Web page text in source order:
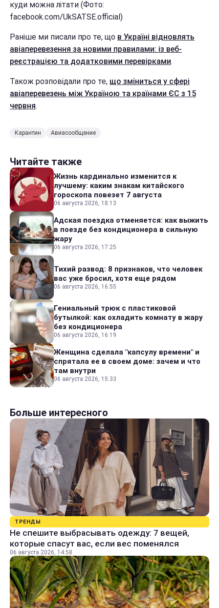
куди можна літати (Фото:
facebook.com/UkSATSE.official)
Раніше ми писали про те, що в Україні відновлять
авіаперевезення за новими правилами: із веб-
реєстрацією та додатковими перевірками.
Також розповідали про те, що зміниться у сфері
авіаперевезень між Україною та країнами ЄС з 15
червня.
Карантин Авиасообщение
Читайте также
Жизнь кардинально изменится к
лучшему: каким знакам китайского
гороскопа повезет 7 августа
06 августа 2026, 18:13
Адская поездка отменяется: как выжить
в поезде без кондиционера в сильную
жару
06 августа 2026, 17:25
Тихий развод: 8 признаков, что человек
вас уже бросил, хотя еще рядом
06 августа 2026, 16:55
Гениальный трюк с пластиковой
бутылкой: как охладить комнату в жару
без кондиционера
06 августа 2026, 16:19
Женщина сделала "капсулу времени" и
спрятала ее в своем доме: зачем и что
там внутри
06 августа 2026, 15:33
Больше интересного
ТРЕНДЫ
Не спешите выбрасывать одежду: 7 вещей,
которые спасут вас, если вес поменялся
06 августа 2026, 14:58